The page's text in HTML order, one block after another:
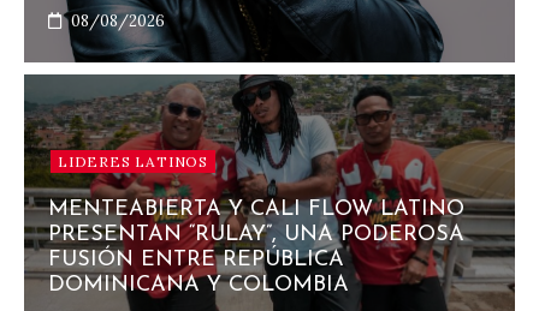
08/08/2026
LIDERES LATINOS
MENTEABIERTA Y CALI FLOW LATINO
PRESENTAN “RULAY”, UNA PODEROSA
FUSIÓN ENTRE REPÚBLICA
DOMINICANA Y COLOMBIA